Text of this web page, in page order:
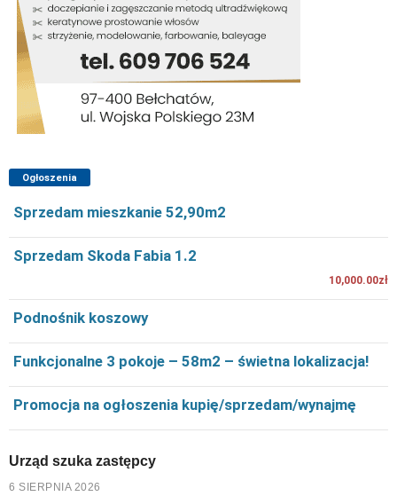
Ogłoszenia
Sprzedam mieszkanie 52,90m2
Sprzedam Skoda Fabia 1.2
10,000.00zł
Podnośnik koszowy
Funkcjonalne 3 pokoje – 58m2 – świetna lokalizacja!
Promocja na ogłoszenia kupię/sprzedam/wynajmę
Urząd szuka zastępcy
6 SIERPNIA 2026